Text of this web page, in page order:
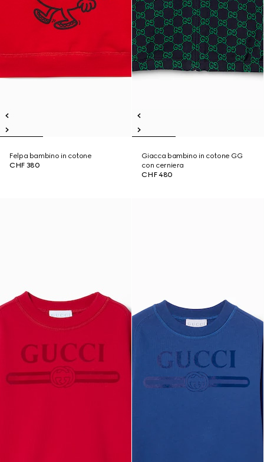
Felpa bambino in cotone
CHF 380
Giacca bambino in cotone GG
con cerniera
CHF 480